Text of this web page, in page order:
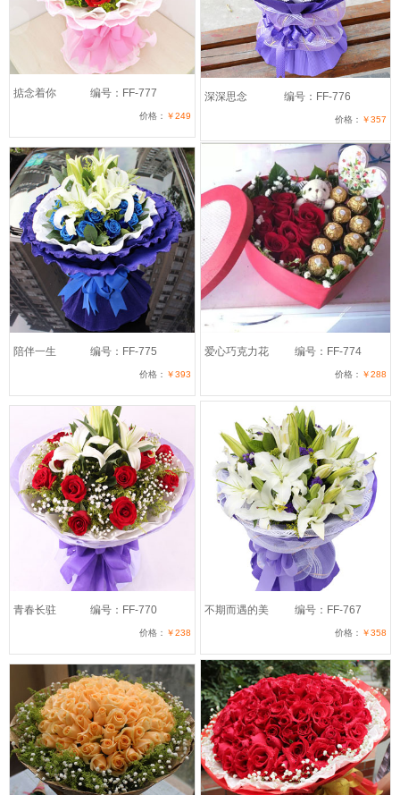
掂念着你 编号：FF-777
价格： ￥249
深深思念 编号：FF-776
价格： ￥357
陪伴一生 编号：FF-775
价格： ￥393
爱心巧克力花 编号：FF-774
价格： ￥288
青春长驻 编号：FF-770
价格： ￥238
不期而遇的美 编号：FF-767
价格： ￥358